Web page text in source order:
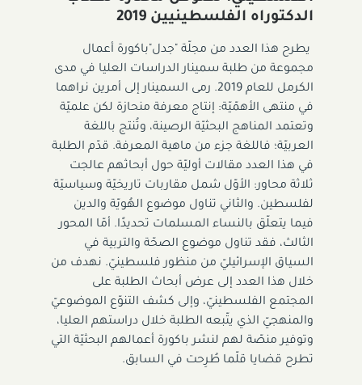
الدكتوراه الفلسطينيين 2019
يطرح هذا العدد من مجلّة "جدل"باكورة أعمال
مجموعة من طلبة سمينار الدراسات العليا في مدى
الكرمل للعام 2019. رمى السمينار إلى أمرين نراهما
في منتهى الأهمّيّة: إنتاج معرفة منحازة لكن علميّة
وتعتمد المناهج البحثيّة الرصينة، وتُنتج باللغة
العربيّة؛ فاللغة جزء من ماهية المعرفة. قدّم الطلبة
في هذا العدد مقالات أوليّة حول أبحاثهم عالجت
ثلاثة محاور: الأوّل شمل مقاربات تاريخيّة وسياسيّة
لفلسطين. والثاني تناول موضوع الهُويّة والدين
فيما يتعلّق بالنساء المسلمات تحديدًا. أمّا المحور
الثالث، فقد تناول موضوع الصحّة والتربية في
السياق الإسرائيليّ من منظور فلسطينيّ. نهدف من
خلال هذا العدد إلى عرض أبحاث الطلبة على
المجتمع الفلسطينيّ، وإلى كشف التنوّع الموضوعيّ
والمنهجيّ الذي يتّبعه الطلبة خلال دراستهم العليا،
وتوفير منصّة لهم لنشر باكورة أعمالهم البحثيّة التي
تطرح قضايا قلّما طُرِحت في السابق.